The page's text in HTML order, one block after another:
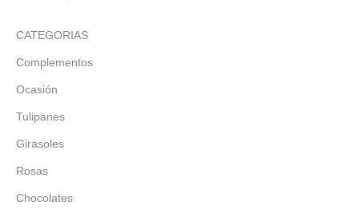
CATEGORIAS
Complementos
Ocasión
Tulipanes
Girasoles
Rosas
Chocolates